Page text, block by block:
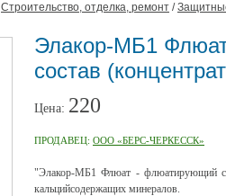
Строительство, отделка, ремонт /
Элакор-МБ1
состав
Цена: 220
ПРОДАВЕЦ: ООО «БЕРС-ЧЕРКЕССК»
"Элакор-МБ1 Флюат - флюатирующий
кальцийсодержащих минералов.